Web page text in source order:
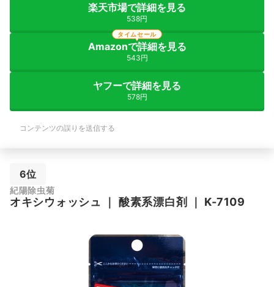
楽天市場で詳細を見る
538円
Amazonで詳細を見る
543円
タイムセール
ヤフーで詳細を見る
578円
コンテンツの誤りを送信する
6位
紀陽除虫菊
オキシウォッシュ 酸素系漂白剤 K-7109